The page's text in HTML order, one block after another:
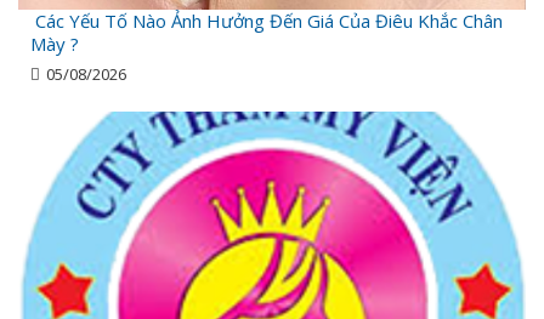
Các Yếu Tố Nào Ảnh Hưởng Đến Giá Của Điêu Khắc Chân
Mày ?
05/08/2026